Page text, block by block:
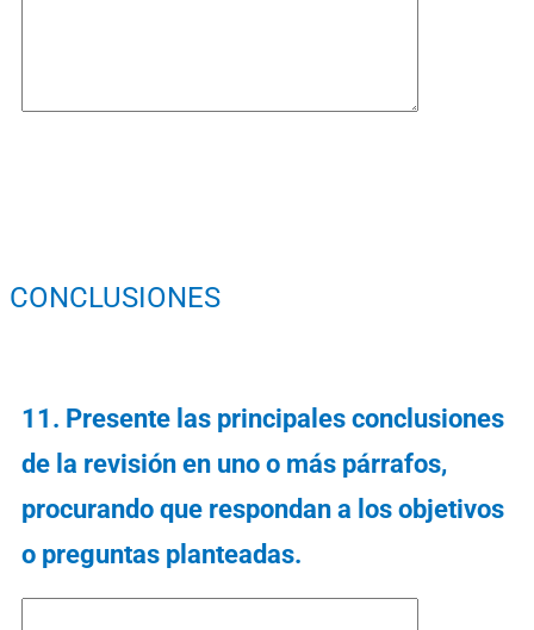
CONCLUSIONES
11. Presente las principales conclusiones
de la revisión en uno o más párrafos,
procurando que respondan a los objetivos
o preguntas planteadas.